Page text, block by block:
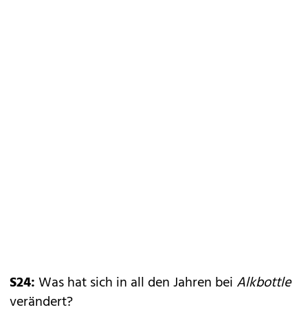
S24:Was hat sich in all den Jahren bei Alkbottle
verändert?